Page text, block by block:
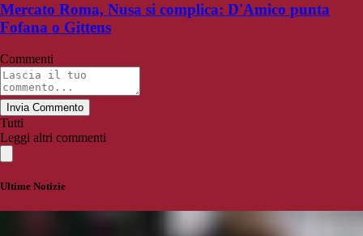
Mercato Roma, Nusa si complica: D'Amico punta
Fofana o Gittens
Commenti
Invia Commento
Tutti
Leggi altri commenti
Ultime Notizie